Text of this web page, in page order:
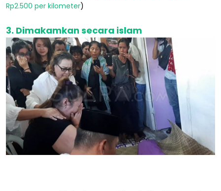
Rp2.500 per kilometer)
3. Dimakamkan secara islam